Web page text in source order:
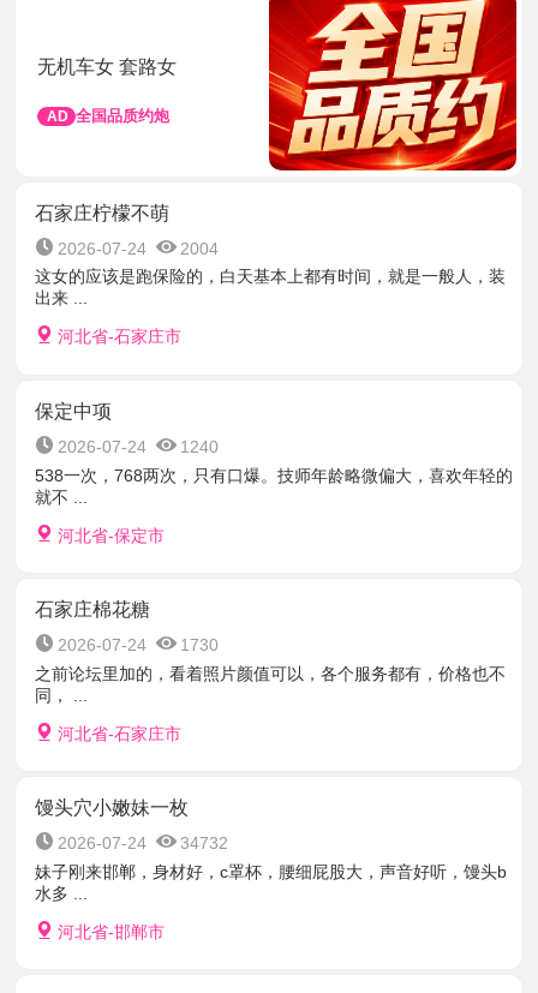
无机车女 套路女
AD 全国品质约炮
石家庄柠檬不萌
2026-07-24
2004
这女的应该是跑保险的，白天基本上都有时间，就是一般人，装
出来 ...
河北省-石家庄市
保定中项
2026-07-24
1240
538一次，768两次，只有口爆。技师年龄略微偏大，喜欢年轻的
就不 ...
河北省-保定市
石家庄棉花糖
2026-07-24
1730
之前论坛里加的，看着照片颜值可以，各个服务都有，价格也不
同， ...
河北省-石家庄市
馒头穴小嫩妹一枚
2026-07-24
34732
妹子刚来邯郸，身材好，c罩杯，腰细屁股大，声音好听，馒头b
水多 ...
河北省-邯郸市